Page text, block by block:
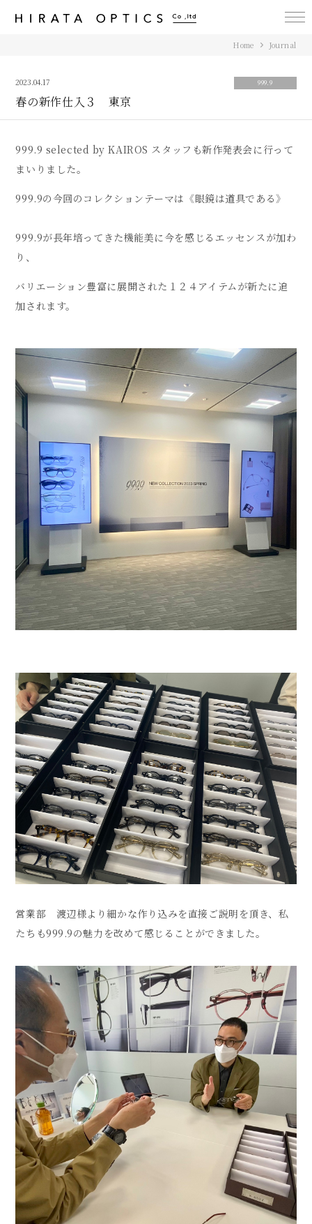
Home Journal
999.9
2023.04.17
春の新作仕入３ 東京
999.9 selected by KAIROS スタッフも新作発表会に行って
まいりました。
999.9の今回のコレクションテーマは《眼鏡は道具である》
999.9が長年培ってきた機能美に今を感じるエッセンスが加わ
り、
バリエーション豊富に展開された１２４アイテムが新たに追
加されます。
営業部 渡辺様より細かな作り込みを直接ご説明を頂き、私
たちも999.9の魅力を改めて感じることができました。